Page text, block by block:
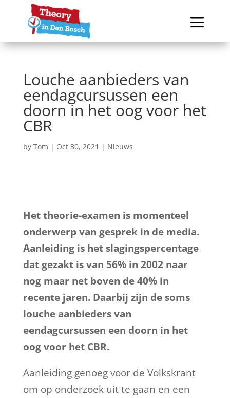
Louche aanbieders van
eendagcursussen een
doorn in het oog voor het
CBR
by Tom | Oct 30, 2021 | Nieuws
Het theorie-examen is momenteel
onderwerp van gesprek in de media.
Aanleiding is het slagingspercentage
dat gezakt is van 56% in 2002 naar
nog maar net boven de 40% in
recente jaren. Daarbij zijn de soms
louche aanbieders van
eendagcursussen een doorn in het
oog voor het CBR.
Aanleiding genoeg voor de Volkskrant
om op onderzoek uit te gaan en een